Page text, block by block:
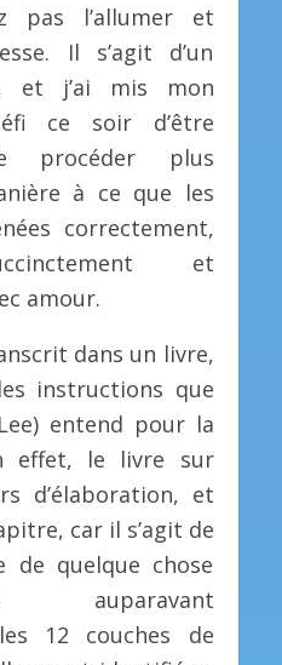
pas l’allumer et
Il s’agit d’un
et j’ai mis mon
ce soir d’être
procéder plus
à ce que les
correctement,
et
amour.
dans un livre,
instructions que
entend pour la
effet, le livre sur
d’élaboration, et
car il s’agit de
quelque chose
les 12 couches de